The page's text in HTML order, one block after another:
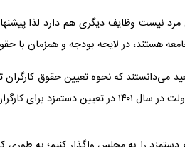
نیست وظایف دیگری هم دارد لذا
هستند، در لایحه بودجه و همزمان با
می‌دانستند که نحوه تعیین حقوق کارگران
۱۴۰۲ نیز تکرار کرد.